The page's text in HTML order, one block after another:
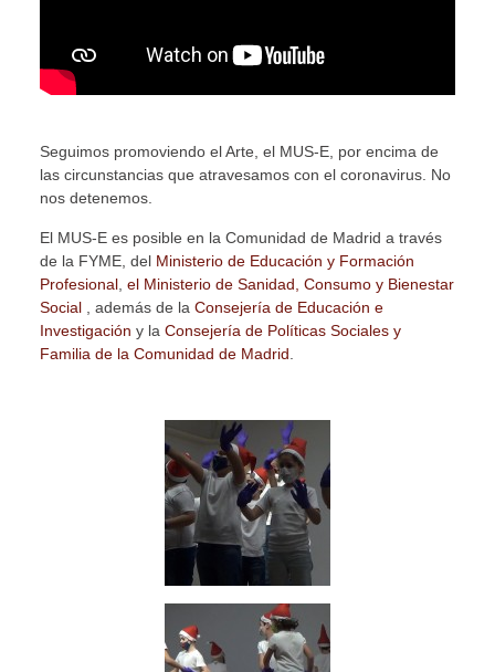
Seguimos promoviendo el Arte, el MUS-E, por encima de
las circunstancias que atravesamos con el coronavirus. No
nos detenemos.
El MUS-E es posible en la Comunidad de Madrid a través
de la FYME, del Ministerio de Educación y Formación
Profesional, el Ministerio de Sanidad, Consumo y Bienestar
Social, además de la Consejería de Educación e
Investigación y la Consejería de Políticas Sociales y
Familia de la Comunidad de Madrid